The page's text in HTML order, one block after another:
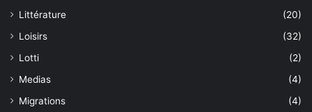
Littérature
(20)
Loisirs
(32)
Lotti
(2)
Medias
(4)
Migrations
(4)